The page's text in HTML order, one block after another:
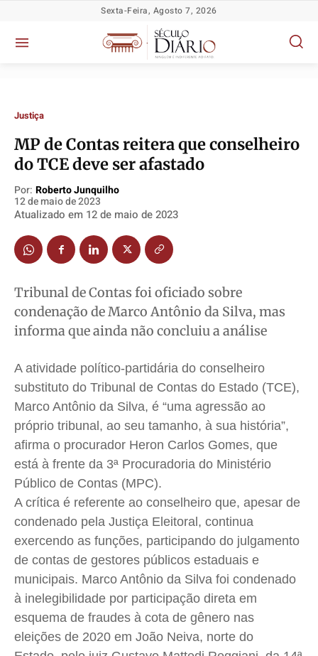
Política
Socioeconômicas
TV Século
Justiça
Educação
Saúde
Direitos
Economia
Cultura
Colunas
Caetano Roque
Gustavo Bastos
Jr Mignone (in memorian)
Wanda Sily
Publicidade Legal
Anuncie
Quem Somos
Política
Socioeconômicas
TV Século
Justiça
Educação
Saúde
Direitos
Economia
Cultura
Colunas
Caetano Roque
Gustavo Bastos
Jr Mignone (in memorian)
Wanda Sily
Publicidade Legal
Anuncie
Quem Somos
Política
Socioeconômicas
TV Século
Justiça
Educação
Saúde
Direitos
Economia
Cultura
Colunas
Caetano Roque
Gustavo Bastos
Jr Mignone (in memorian)
Wanda Sily
Publicidade Legal
Anuncie
Quem Somos
Política
Socioeconômicas
TV Século
Justiça
Educação
Saúde
Direitos
Economia
Cultura
Colunas
Caetano Roque
Gustavo Bastos
Jr Mignone (in memorian)
Wanda Sily
Publicidade Legal
Anuncie
Quem Somos
Sexta-Feira, Agosto 7, 2026
Justiça
MP de Contas reitera que conselheiro
do TCE deve ser afastado
Por: Roberto Junquilho
12 de maio de 2023
Atualizado em 12 de maio de 2023
Tribunal de Contas foi oficiado sobre
condenação de Marco Antônio da Silva, mas
informa que ainda não concluiu a análise
A atividade político-partidária do conselheiro
substituto do Tribunal de Contas do Estado (TCE),
Marco Antônio da Silva, é “uma agressão ao
próprio tribunal, ao seu tamanho, à sua história”,
afirma o procurador Heron Carlos Gomes, que
está à frente da 3ª Procuradoria do Ministério
Público de Contas (MPC).
A crítica é referente ao conselheiro que, apesar de
condenado pela Justiça Eleitoral, continua
exercendo as funções, participando do julgamento
de contas de gestores públicos estaduais e
municipais. Marco Antônio da Silva foi condenado
à inelegibilidade por participação direta em
esquema de fraudes à cota de gênero nas
eleições de 2020 em João Neiva, norte do